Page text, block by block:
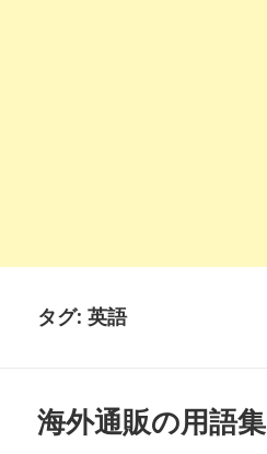
タグ:英語
海外通販の用語集